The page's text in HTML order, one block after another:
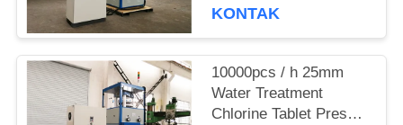
KONTAK
10000pcs / h 25mm
Water Treatment
Chlorine Tablet Press